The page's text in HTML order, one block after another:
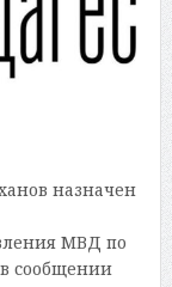
назначен
МВД по
в сообщении